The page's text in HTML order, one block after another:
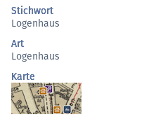
Stichwort
Logenhaus
Art
Logenhaus
Karte